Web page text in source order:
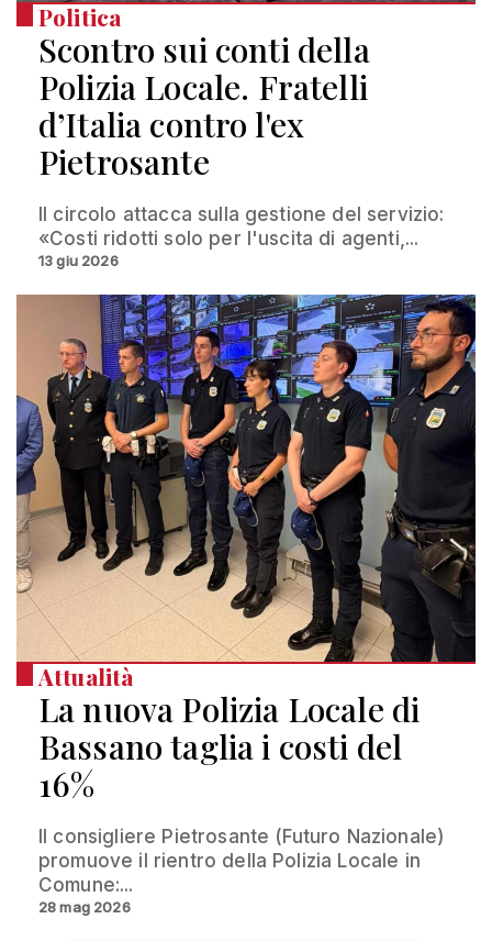
Politica
Scontro sui conti della
Polizia Locale. Fratelli
d’Italia contro l'ex
Pietrosante
Il circolo attacca sulla gestione del servizio:
«Costi ridotti solo per l'uscita di agenti,...
13 giu 2026
Attualità
La nuova Polizia Locale di
Bassano taglia i costi del
16%
Il consigliere Pietrosante (Futuro Nazionale)
promuove il rientro della Polizia Locale in
Comune:...
28 mag 2026